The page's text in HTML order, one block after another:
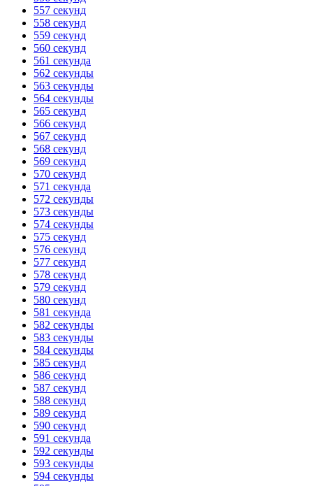
557 секунд
558 секунд
559 секунд
560 секунд
561 секунда
562 секунды
563 секунды
564 секунды
565 секунд
566 секунд
567 секунд
568 секунд
569 секунд
570 секунд
571 секунда
572 секунды
573 секунды
574 секунды
575 секунд
576 секунд
577 секунд
578 секунд
579 секунд
580 секунд
581 секунда
582 секунды
583 секунды
584 секунды
585 секунд
586 секунд
587 секунд
588 секунд
589 секунд
590 секунд
591 секунда
592 секунды
593 секунды
594 секунды